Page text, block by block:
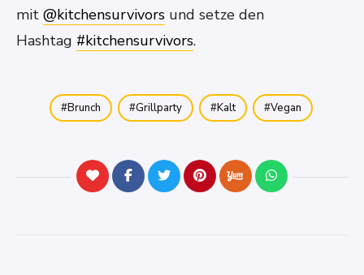
mit @kitchensurvivors und setze den
Hashtag #kitchensurvivors.
Brunch Grillparty Kalt Vegan